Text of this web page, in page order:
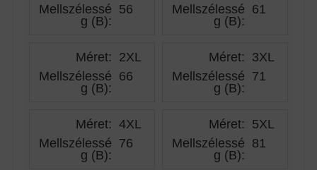
Mellszélessé
g (B):
56
Mellszélessé
g (B):
61
Méret: 2XL
Mellszélessé
g (B):
66
Méret: 3XL
Mellszélessé
g (B):
71
Méret: 4XL
Mellszélessé
g (B):
76
Méret: 5XL
Mellszélessé
g (B):
81